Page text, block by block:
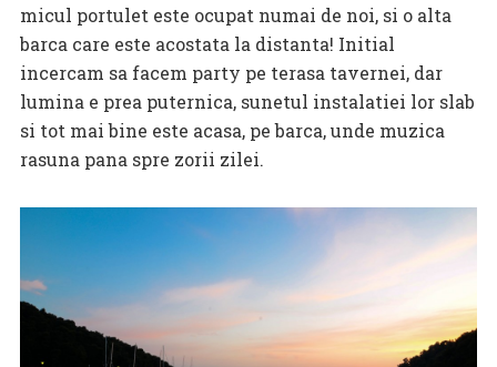
micul portulet este ocupat numai de noi, si o alta
barca care este acostata la distanta! Initial
incercam sa facem party pe terasa tavernei, dar
lumina e prea puternica, sunetul instalatiei lor slab
si tot mai bine este acasa, pe barca, unde muzica
rasuna pana spre zorii zilei.